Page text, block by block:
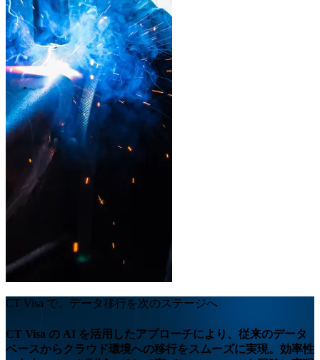
CT Visa で、データ移行を次のステージへ
CT Visa の AI を活用したアプローチにより、従来のデータ
ベースからクラウド環境への移行をスムーズに実現。効率性